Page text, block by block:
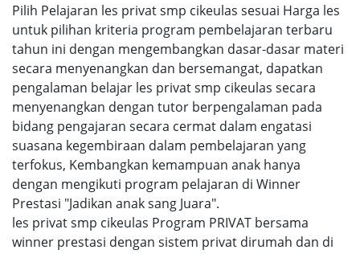
Pilih Pelajaran les privat smp cikeulas sesuai Harga les
untuk pilihan kriteria program pembelajaran terbaru
tahun ini dengan mengembangkan dasar-dasar materi
secara menyenangkan dan bersemangat, dapatkan
pengalaman belajar les privat smp cikeulas secara
menyenangkan dengan tutor berpengalaman pada
bidang pengajaran secara cermat dalam engatasi
suasana kegembiraan dalam pembelajaran yang
terfokus, Kembangkan kemampuan anak hanya
dengan mengikuti program pelajaran di Winner
Prestasi "Jadikan anak sang Juara".
les privat smp cikeulas Program PRIVAT bersama
winner prestasi dengan sistem privat dirumah dan di